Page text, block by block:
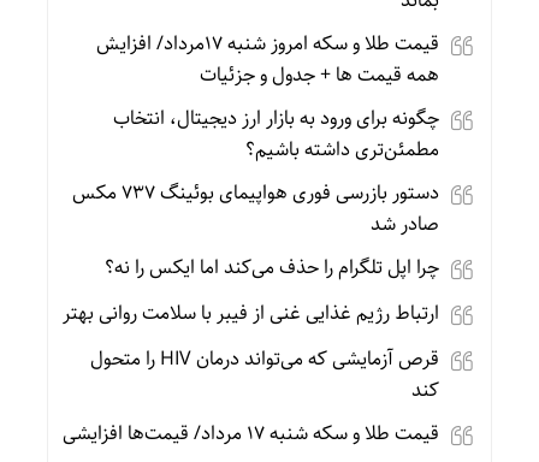
قیمت طلا و سکه امروز شنبه 17مرداد/ افزایش
همه قیمت ها + جدول و جزئیات
چگونه برای ورود به بازار ارز دیجیتال، انتخاب
مطمئن‌تری داشته باشیم؟
دستور بازرسی فوری هواپیمای بوئینگ ۷۳۷ مکس
صادر شد
چرا اپل تلگرام را حذف می‌کند اما ایکس را نه؟
ارتباط رژیم غذایی غنی از فیبر با سلامت روانی بهتر
قرص آزمایشی که می‌تواند درمان HIV را متحول
کند
قیمت طلا و سکه شنبه 17 مرداد/ قیمت‌ها افزایشی